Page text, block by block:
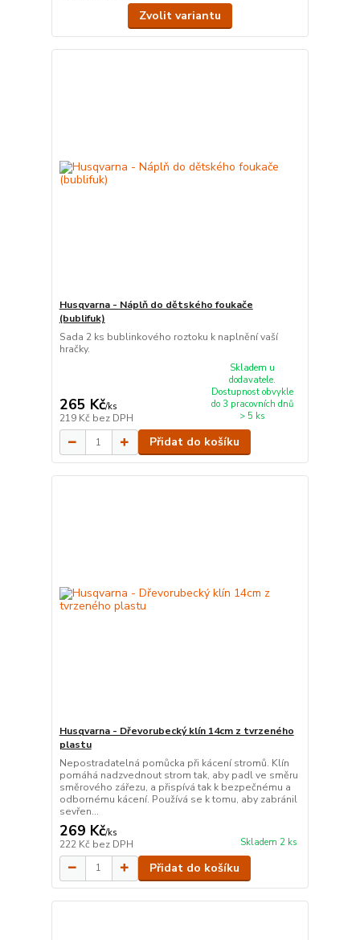
Zvolit variantu
Husqvarna - Náplň do dětského foukače
(bublifuk)
Sada 2 ks bublinkového roztoku k naplnění vaší
hračky.
265 Kč/ks
219 Kč bez DPH
Skladem u
dodavatele.
Dostupnost obvykle
do 3 pracovních dnů
> 5 ks
Přidat do košíku
Husqvarna - Dřevorubecký klín 14cm z tvrzeného
plastu
Nepostradatelná pomůcka při kácení stromů. Klín
pomáhá nadzvednout strom tak, aby padl ve směru
směrového zářezu, a přispívá tak k bezpečnému a
odbornému kácení. Používá se k tomu, aby zabránil
sevřen...
269 Kč/ks
222 Kč bez DPH Skladem 2 ks
Přidat do košíku